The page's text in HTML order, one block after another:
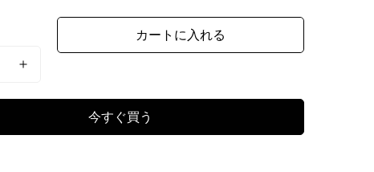
カートに入れる
今すぐ買う